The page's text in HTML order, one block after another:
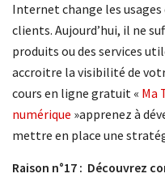
Internet change les
clients. Aujourd’hui, il ne
produits ou des services
accroitre la visibilité de
cours en ligne gratuit « Ma
numérique »apprenez à
mettre en place une
Raison n°17 : Découvrez